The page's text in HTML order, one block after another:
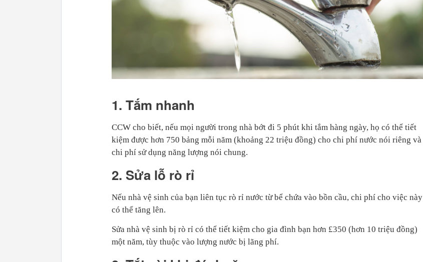
1. Tắm nhanh
CCW cho biết, nếu mọi người trong nhà bớt đi 5 phút khi tắm hàng ngày, họ có thể tiết
kiệm được hơn 750 bảng mỗi năm (khoảng 22 triệu đồng) cho chi phí nước nói riêng và
chi phí sử dụng năng lượng nói chung.
2. Sửa lỗ rò rỉ
Nếu nhà vệ sinh của bạn liên tục rò rỉ nước từ bể chứa vào bồn cầu, chi phí cho việc này
có thể tăng lên.
Sửa nhà vệ sinh bị rò rỉ có thể tiết kiệm cho gia đình bạn hơn £350 (hơn 10 triệu đồng)
một năm, tùy thuộc vào lượng nước bị lãng phí.